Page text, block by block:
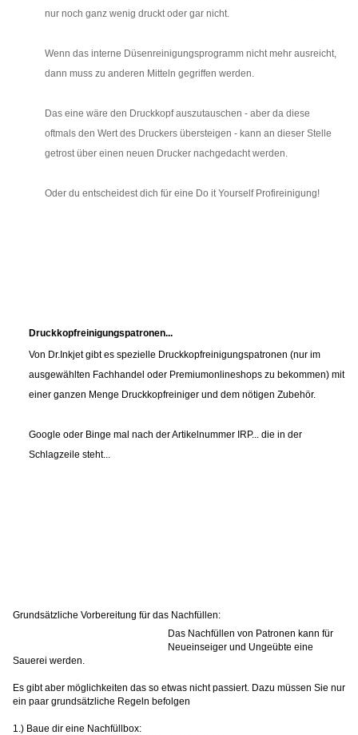
nur noch ganz wenig druckt oder gar nicht.
Wenn das interne Düsenreinigungsprogramm nicht mehr ausreicht,
dann muss zu anderen Mitteln gegriffen werden.
Das eine wäre den Druckkopf auszutauschen - aber da diese
oftmals den Wert des Druckers übersteigen - kann an dieser Stelle
getrost über einen neuen Drucker nachgedacht werden.
Oder du entscheidest dich für eine Do it Yourself Profireinigung!
Druckkopfreinigungspatronen...
Von Dr.Inkjet gibt es spezielle Druckkopfreinigungspatronen (nur im
ausgewählten Fachhandel oder Premiumonlineshops zu bekommen) mit
einer ganzen Menge Druckkopfreiniger und dem nötigen Zubehör.
Google oder Binge mal nach der Artikelnummer IRP... die in der
Schlagzeile steht...
Grundsätzliche Vorbereitung für das Nachfüllen:
Das Nachfüllen von Patronen kann für
Neueinseiger und Ungeübte eine
Sauerei werden.
Es gibt aber möglichkeiten das so etwas nicht passiert. Dazu müssen Sie nur
ein paar grundsätzliche Regeln befolgen
1.) Baue dir eine Nachfüllbox: